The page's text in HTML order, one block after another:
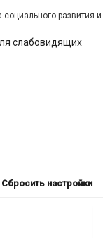
развития
слабовидящих
Сбросить настройки